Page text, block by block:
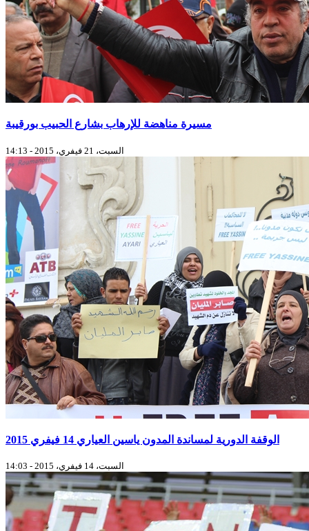
مسيرة مناهضة للإرهاب بشارع الحبيب بورقيبة
السبت، 21 فيفري، 2015 - 14:13
الوقفة الدورية لمساندة المدون ياسين العياري 14 فيفري 2015
السبت، 14 فيفري، 2015 - 14:03